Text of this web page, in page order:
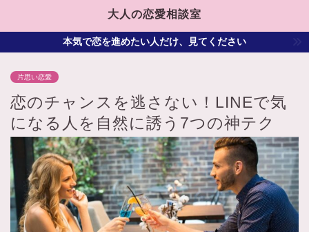
大人の恋愛相談室
本気で恋を進めたい人だけ、見てください
片思い恋愛
恋のチャンスを逃さない！LINEで気
になる人を自然に誘う7つの神テク